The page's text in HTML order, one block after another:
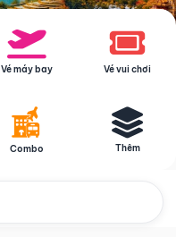
Vé máy bay Vé vui chơi
Combo Thêm